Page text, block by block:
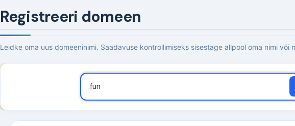
Registreeri domeen
Leidke oma uus domeeninimi. Saadavuse kontrollimiseks sisestage allpool oma nimi või